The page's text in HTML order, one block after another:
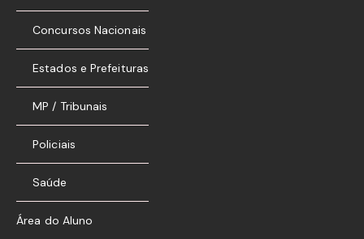
Concursos Nacionais
Estados e Prefeituras
MP / Tribunais
Policiais
Saúde
Área do Aluno